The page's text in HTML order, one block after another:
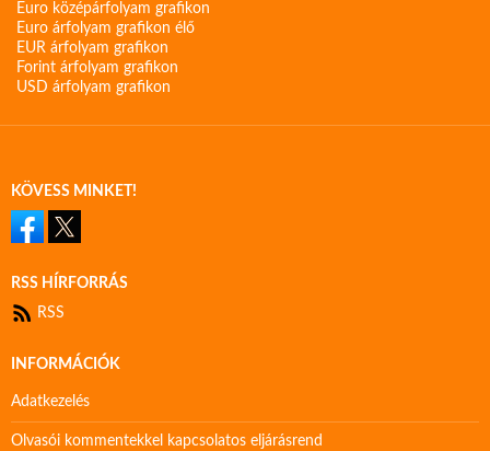
Euro középárfolyam grafikon
Euro árfolyam grafikon élő
EUR árfolyam grafikon
Forint árfolyam grafikon
USD árfolyam grafikon
KÖVESS MINKET!
RSS HÍRFORRÁS
RSS
INFORMÁCIÓK
Adatkezelés
Olvasói kommentekkel kapcsolatos eljárásrend